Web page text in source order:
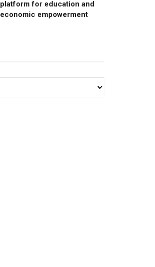
platform for education and
economic empowerment